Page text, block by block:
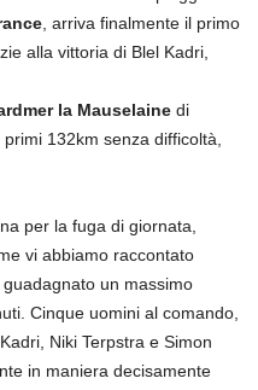
, arriva finalmente il primo
alla vittoria di Blel Kadri,
la Mauselaine di
132km senza difficoltà,
per la fuga di giornata,
vi abbiamo raccontato
un massimo
Cinque uomini al comando,
Niki Terpstra e Simon
in maniera decisamente